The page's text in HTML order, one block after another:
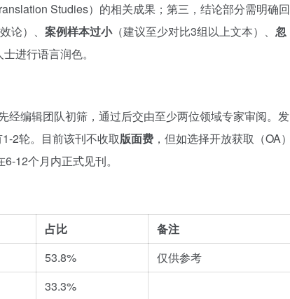
Studies）的相关成果；第三，结论部分需明确回
论）、 案例样本过小（建议至少对比3组以上文本）、 忽
进行语言润色。
经编辑团队初筛，通过后交由至少两位领域专家审阅。发
2轮。目前该刊不收取版面费 ，但如选择开放获取（OA）
12个月内正式见刊。
占比
备注
53.8%
仅供参考
33.3%